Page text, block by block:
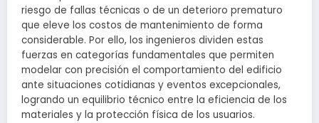
riesgo de fallas técnicas o de un deterioro prematuro
que eleve los costos de mantenimiento de forma
considerable. Por ello, los ingenieros dividen estas
fuerzas en categorías fundamentales que permiten
modelar con precisión el comportamiento del edificio
ante situaciones cotidianas y eventos excepcionales,
logrando un equilibrio técnico entre la eficiencia de los
materiales y la protección física de los usuarios.